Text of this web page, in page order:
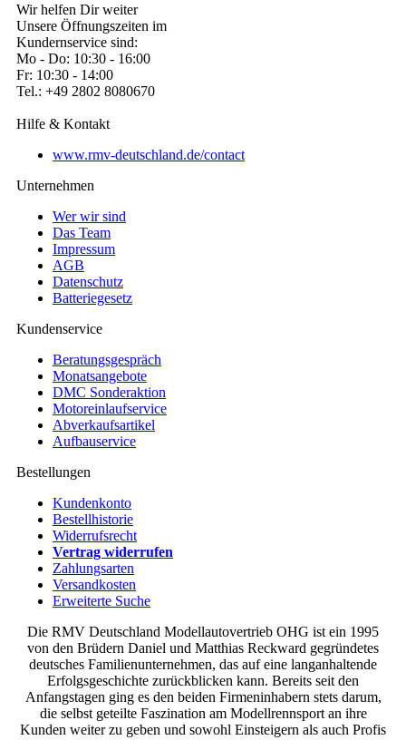
Wir helfen Dir weiter
Unsere Öffnungszeiten im
Kundernservice sind:
Mo - Do: 10:30 - 16:00
Fr: 10:30 - 14:00
Tel.: +49 2802 8080670
Hilfe & Kontakt
www.rmv-deutschland.de/contact
Unternehmen
Wer wir sind
Das Team
Impressum
AGB
Datenschutz
Batteriegesetz
Kundenservice
Beratungsgespräch
Monatsangebote
DMC Sonderaktion
Motoreinlaufservice
Abverkaufsartikel
Aufbauservice
Bestellungen
Kundenkonto
Bestellhistorie
Widerrufsrecht
Vertrag widerrufen
Zahlungsarten
Versandkosten
Erweiterte Suche
Die RMV Deutschland Modellautovertrieb OHG ist ein 1995
von den Brüdern Daniel und Matthias Reckward gegründetes
deutsches Familienunternehmen, das auf eine langanhaltende
Erfolgsgeschichte zurückblicken kann. Bereits seit den
Anfangstagen ging es den beiden Firmeninhabern stets darum,
die selbst geteilte Faszination am Modellrennsport an ihre
Kunden weiter zu geben und sowohl Einsteigern als auch Profis